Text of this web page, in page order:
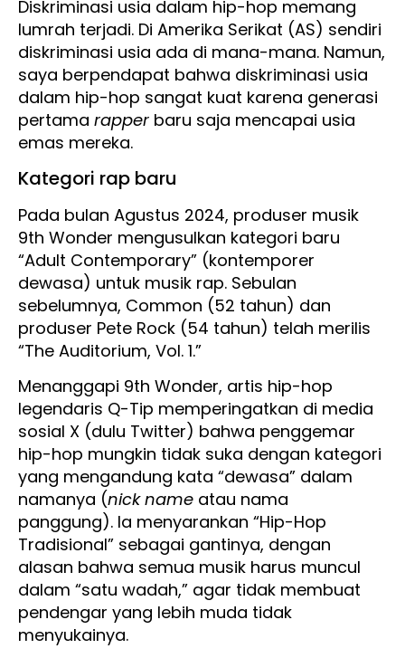
Diskriminasi usia dalam hip-hop memang
lumrah terjadi. Di Amerika Serikat (AS) sendiri
diskriminasi usia ada di mana-mana. Namun,
saya berpendapat bahwa diskriminasi usia
dalam hip-hop sangat kuat karena generasi
pertama rapper baru saja mencapai usia
emas mereka.
Kategori rap baru
Pada bulan Agustus 2024, produser musik
9th Wonder mengusulkan kategori baru
“Adult Contemporary” (kontemporer
dewasa) untuk musik rap. Sebulan
sebelumnya, Common (52 tahun) dan
produser Pete Rock (54 tahun) telah merilis
“The Auditorium, Vol. 1.”
Menanggapi 9th Wonder, artis hip-hop
legendaris Q-Tip memperingatkan di media
sosial X (dulu Twitter) bahwa penggemar
hip-hop mungkin tidak suka dengan kategori
yang mengandung kata “dewasa” dalam
namanya (nick name atau nama
panggung). Ia menyarankan “Hip-Hop
Tradisional” sebagai gantinya, dengan
alasan bahwa semua musik harus muncul
dalam “satu wadah,” agar tidak membuat
pendengar yang lebih muda tidak
menyukainya.